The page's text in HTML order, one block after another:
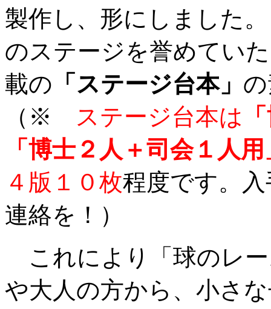
製作し、形にしました
のステージを誉めてい
載の 「ステージ台本」
（※
ステージ台本は
「博士２人＋司会１人用
４版１０枚程度です。
連絡を！）
これにより「球のレ
や大人の方から、小さ